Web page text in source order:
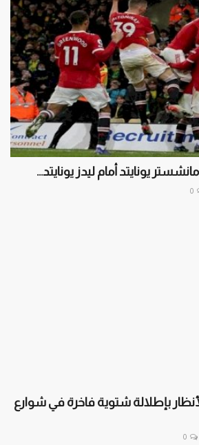
يونايتد أمام ليدز يونايتد...
0
بإطلالة شتوية فاخرة في شوارع
0